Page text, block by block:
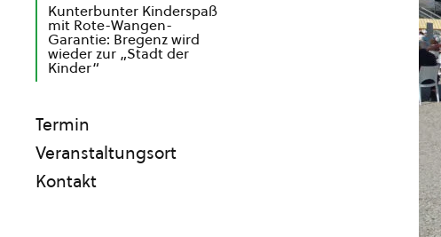
Kunterbunter Kinderspaß
mit Rote-Wangen-
Garantie: Bregenz wird
wieder zur „Stadt der
Kinder“
Termin
Veranstaltungsort
Kontakt